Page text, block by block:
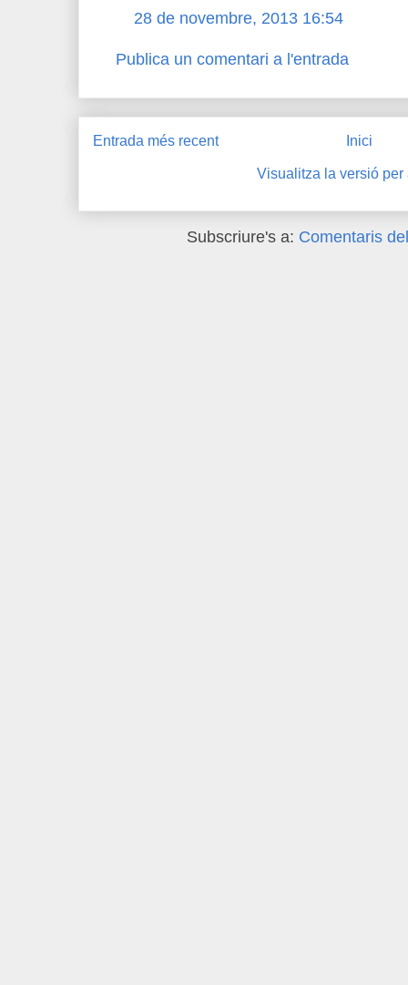
28 de novembre, 2013 16:54
Publica un comentari a l'entrada
Entrada més recent Inici
Visualitza la versió per
Subscriure's a: Comentaris